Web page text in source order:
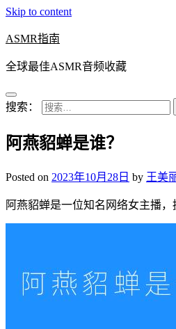
Skip to content
ASMR指南
全球最佳ASMR音频收藏
搜索：
阿燕貂蝉是谁？
Posted on 2023年10月28日 by 王美
阿燕貂蝉是一位知名网络女主播